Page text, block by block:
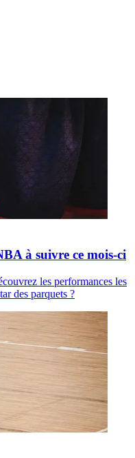
à suivre ce mois-ci
les performances les
des parquets ?